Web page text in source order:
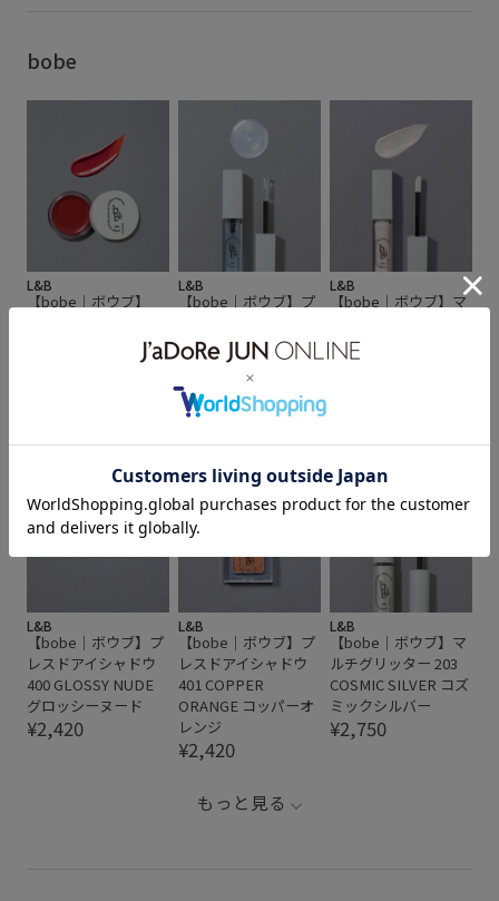
bobe
L&B
【bobe｜ボウブ】
900 TAN RED スキン
カラーバーム タンレ
L&B
【bobe｜ボウブ】プ
ス 600 STARLIGHT
BLUE スターライト
ブルー
¥3,630
L&B
【bobe｜ボウブ】マ
ター 801 PEARL
WHITE
L&B
【bobe｜ボウブ】プ
レスドアイシャドウ
400 GLOSSY NUDE
グロッシーヌード
¥2,420
L&B
【bobe｜ボウブ】プ
レスドアイシャドウ
401 COPPER
ORANGE コッパーオ
レンジ
¥2,420
L&B
【bobe｜ボウブ】マ
ルチグリッター 203
COSMIC SILVER コズ
ミックシルバー
¥2,750
もっと見る